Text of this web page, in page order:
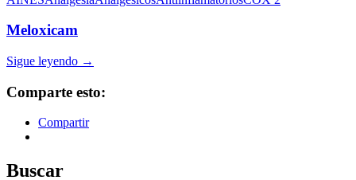
Meloxicam
Sigue leyendo →
Comparte esto:
Compartir
Buscar